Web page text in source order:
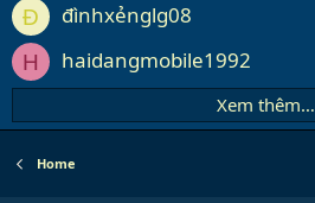
Đ đìnhxẻnglg08
H haidangmobile1992
Xem thêm…
Home